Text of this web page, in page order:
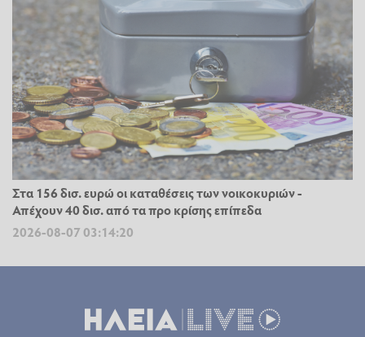
Στα 156 δισ. ευρώ οι καταθέσεις των νοικοκυριών -
Απέχουν 40 δισ. από τα προ κρίσης επίπεδα
2026-08-07 03:14:20